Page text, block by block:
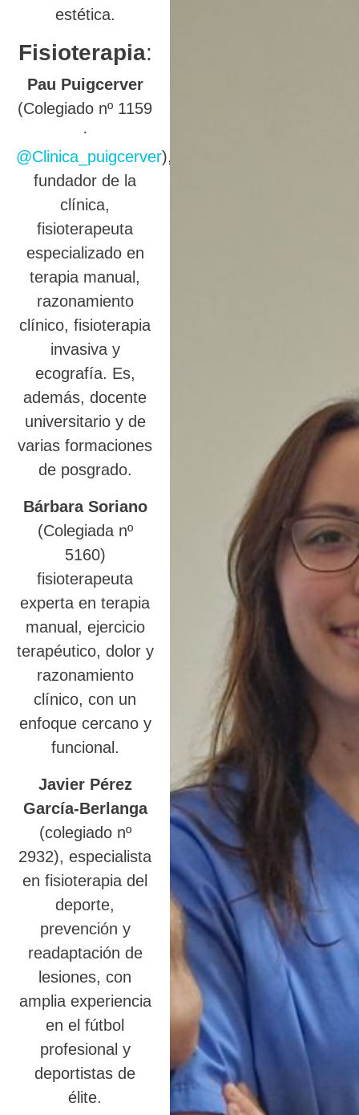
estética.
Fisioterapia:
Pau Puigcerver
(Colegiado nº 1159
·
@Clinica_puigcerver),
fundador de la
clínica,
fisioterapeuta
especializado en
terapia manual,
razonamiento
clínico, fisioterapia
invasiva y
ecografía. Es,
además, docente
universitario y de
varias formaciones
de posgrado.
Bárbara Soriano
(Colegiada nº
5160)
fisioterapeuta
experta en terapia
manual, ejercicio
terapéutico, dolor y
razonamiento
clínico, con un
enfoque cercano y
funcional.
Javier Pérez
García-Berlanga
(colegiado nº
2932), especialista
en fisioterapia del
deporte,
prevención y
readaptación de
lesiones, con
amplia experiencia
en el fútbol
profesional y
deportistas de
élite.